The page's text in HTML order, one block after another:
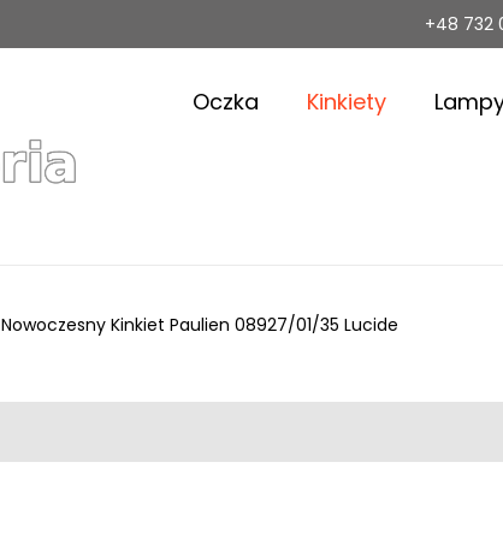
+48 732
Oczka Kinkiety
Nowoczesny Kinkiet Paulien 08927/01/35 Lucide